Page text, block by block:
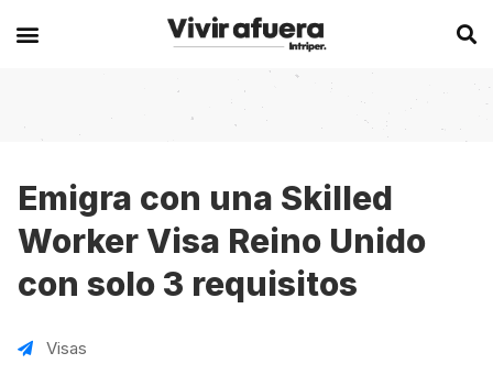
Secciones
Becas
Historias de viajeros
Intercambios
Europa
Alemania
Bélgica
Chipre
Experiencias en el extranjero
Australia
Canadá
España
Emigra con una Skilled
Worker Visa Reino Unido
con solo 3 requisitos
Visas